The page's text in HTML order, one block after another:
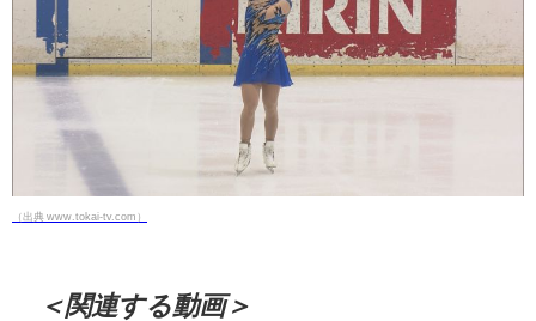
（出典 www.tokai-tv.com）
＜関連する動画＞